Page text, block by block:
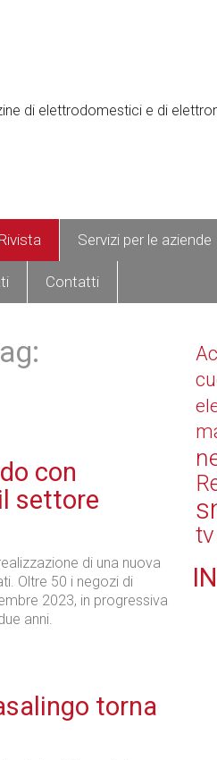
Rivista Servizi per le aziende
Contatti
con
settore
di una nuova
Oltre 50 i negozi di
2023, in progressiva
anni.
torna
tv
IN